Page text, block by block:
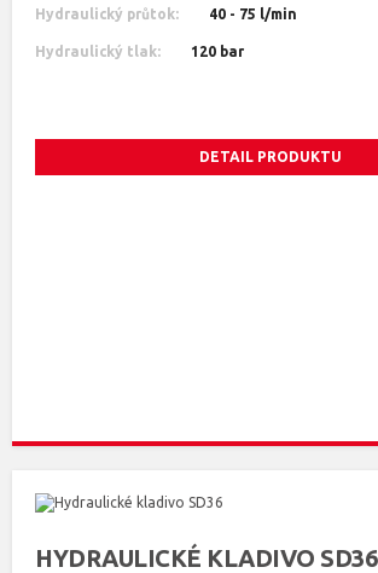
Hydraulický průtok: 40 - 75 l/min
Hydraulický tlak: 120 bar
DETAIL PRODUKTU
HYDRAULICKÉ KLADIVO SD36